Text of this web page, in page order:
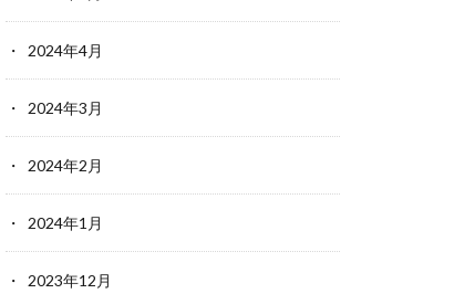
2024年4月
2024年3月
2024年2月
2024年1月
2023年12月